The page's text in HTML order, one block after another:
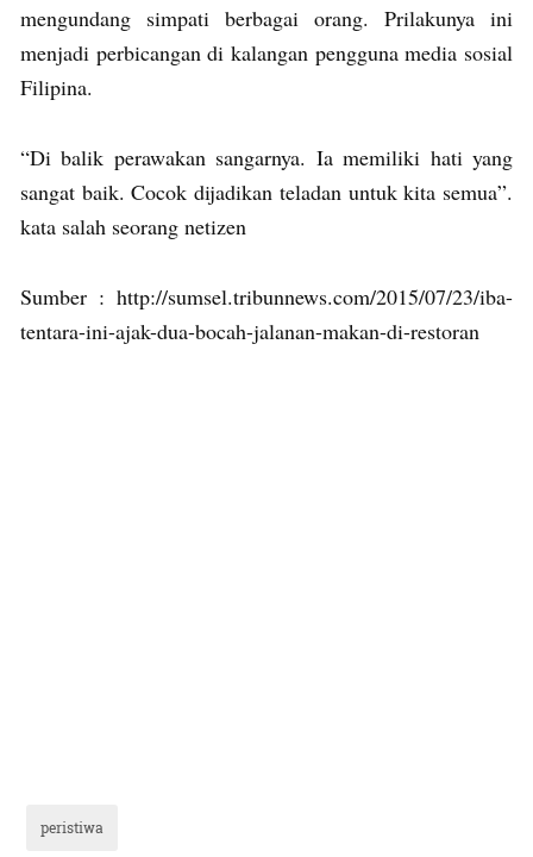
mengundang simpati berbagai orang. Prilakunya ini
menjadi perbicangan di kalangan pengguna media sosial
Filipina.
“Di balik perawakan sangarnya. Ia memiliki hati yang
sangat baik. Cocok dijadikan teladan untuk kita semua”.
kata salah seorang netizen
Sumber : http://sumsel.tribunnews.com/2015/07/23/iba-
tentara-ini-ajak-dua-bocah-jalanan-makan-di-restoran
peristiwa